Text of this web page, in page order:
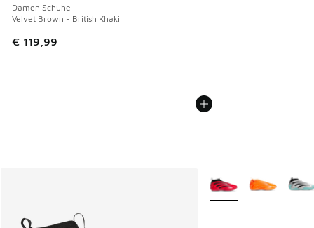
Damen Schuhe
Velvet Brown - British Khaki
€ 119,99
Weitere Farben